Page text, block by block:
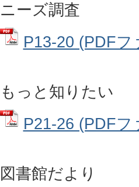
ニーズ調査
P13-20 (PDF
もっと知りたい
P21-26 (PDF
図書館だより